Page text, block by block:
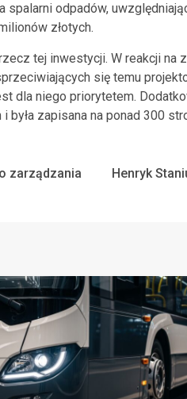
odpadów,
złotych.
tej inwestycji. W reakcji na
się temu
dla niego priorytetem.
była zapisana na ponad 300
zarządzania
Henryk